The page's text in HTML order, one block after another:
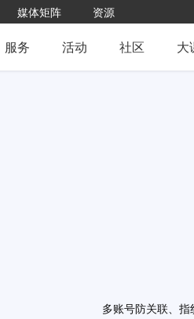
媒体矩阵 资源
服务 活动 社区 大
多账号防关联、